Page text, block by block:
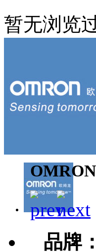
暂无浏览
品牌：